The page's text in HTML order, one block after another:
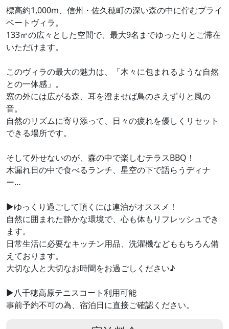
標高約1,000m、信州・佐久穂町の深い森の中に佇むプライ
ベートヴィラ。
133㎡の広々とした空間で、最大9名までゆったりとご滞在
いただけます。
このヴィラの最大の魅力は、「木々に包まれるような自然
との一体感」。
窓の外には広がる森、耳を澄ませば鳥のさえずりと風の
音。
自然のリズムに寄り添って、日々の疲れを優しくリセット
できる場所です。
そして外せないのが、森の中で楽しむテラスBBQ！
木漏れ日の中で食べるランチ、星空の下で語らうディナ
ー…
▶ゆっくり過ごして頂くには連泊がオススメ！
自然に囲まれた静かな環境で、心も体もリフレッシュでき
ます。
日常生活に必要なキッチン用品、洗濯機などももちろん備
えております。
大切な人と大切なお時間をお過ごしください♪
▶八千穂高原テニスコート利用可能
事前予約不可の為、宿泊日に直接ご確認ください。